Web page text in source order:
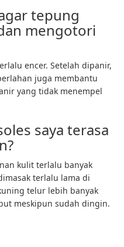
tepung
mengotori
encer. Setelah dipanir,
juga membantu
yang tidak menempel
saya terasa
kulit terlalu banyak
terlalu lama di
telur lebih banyak
meskipun sudah dingin.